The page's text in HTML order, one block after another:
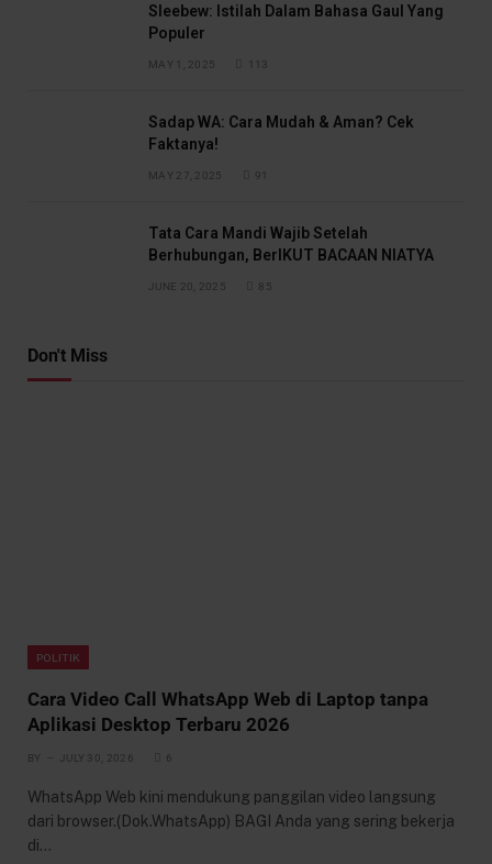
Sleebew: Istilah Dalam Bahasa Gaul Yang
Populer
MAY 1, 2025 113
Sadap WA: Cara Mudah & Aman? Cek
Faktanya!
MAY 27, 2025 91
Tata Cara Mandi Wajib Setelah
Berhubungan, BerIKUT BACAAN NIATYA
JUNE 20, 2025 85
Don't Miss
POLITIK
Cara Video Call WhatsApp Web di Laptop tanpa
Aplikasi Desktop Terbaru 2026
BY JULY 30, 2026 6
WhatsApp Web kini mendukung panggilan video langsung
dari browser.(Dok.WhatsApp) BAGI Anda yang sering bekerja
di…